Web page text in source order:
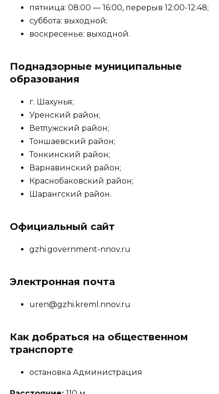
пятница: 08:00 — 16:00, перерыв 12:00-12:48;
суббота: выходной;
воскресенье: выходной.
Поднадзорные муниципальные
образования
г. Шахунья;
Уренский район;
Ветлужский район;
Тоншаевский район;
Тонкинский район;
Варнавинский район;
Краснобаковский район;
Шарангский район.
Официальный сайт
gzhi.government-nnov.ru
Электронная почта
uren@gzhi.kreml.nnov.ru
Как добраться на общественном
транспорте
остановка Администрация